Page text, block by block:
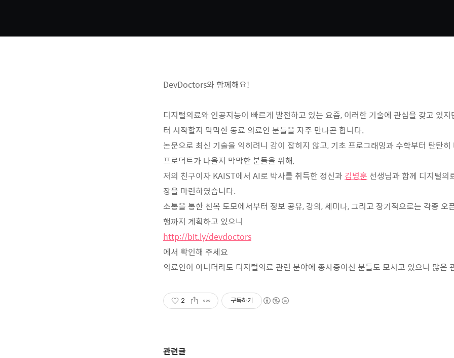
DevDoctors와 함께해요!
디지털의료와 인공지능이 빠르게 발전하고 있는 요즘, 이러한 기술에 관심을 갖고 있
터 시작할지 막막한 동료 의료인 분들을 자주 만나곤 합니다.
논문으로 최신 기술을 익히려니 감이 잡히지 않고, 기초 프로그래밍과 수학부터 탄탄
프로덕트가 나올지 막막한 분들을 위해,
저의 친구이자 KAIST에서 AI로 박사를 취득한 정신과 김병훈 선생님과 함께 디지털의
장을 마련하였습니다.
소통을 통한 친목 도모에서부터 정보 공유, 강의, 세미나, 그리고 장기적으로는 각종 오
행까지 계획하고 있으니
http://bit.ly/devdoctors
에서 확인해 주세요
의료인이 아니더라도 디지털의료 관련 분야에 종사중이신 분들도 모시고 있으니 많은
2 구독하기
관련글